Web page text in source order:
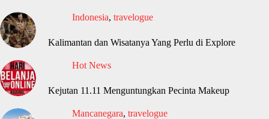
Indonesia, travelogue
Kalimantan dan Wisatanya Yang Perlu di Explore
Hot News
Kejutan 11.11 Menguntungkan Pecinta Makeup
Mancanegara, travelogue